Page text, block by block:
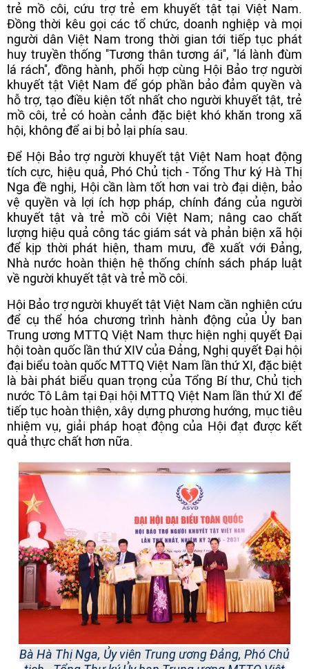
trẻ mồ côi, cứu trợ trẻ em khuyết tật tại Việt Nam.
Đồng thời kêu gọi các tổ chức, doanh nghiệp và mọi
người dân Việt Nam trong thời gian tới tiếp tục phát
huy truyền thống ''Tương thân tương ái'', ''lá lành đùm
lá rách'', đồng hành, phối hợp cùng Hội Bảo trợ người
khuyết tật Việt Nam để góp phần bảo đảm quyền và
hỗ trợ, tạo điều kiện tốt nhất cho người khuyết tật, trẻ
mồ côi, trẻ có hoàn cảnh đặc biệt khó khăn trong xã
hội, không để ai bị bỏ lại phía sau.
Để Hội Bảo trợ người khuyết tật Việt Nam hoạt động
tích cực, hiệu quả, Phó Chủ tịch - Tổng Thư ký Hà Thị
Nga đề nghị, Hội cần làm tốt hơn vai trò đại diện, bảo
vệ quyền và lợi ích hợp pháp, chính đáng của người
khuyết tật và trẻ mồ côi Việt Nam; nâng cao chất
lượng hiệu quả công tác giám sát và phản biện xã hội
để kịp thời phát hiện, tham mưu, đề xuất với Đảng,
Nhà nước hoàn thiện hệ thống chính sách pháp luật
về người khuyết tật và trẻ mồ côi.
Hội Bảo trợ người khuyết tật Việt Nam cần nghiên cứu
để cụ thể hóa chương trình hành động của Ủy ban
Trung ương MTTQ Việt Nam thực hiện nghị quyết Đại
hội toàn quốc lần thứ XIV của Đảng, Nghị quyết Đại hội
đại biểu toàn quốc MTTQ Việt Nam lần thứ XI, đặc biệt
là bài phát biểu quan trọng của Tổng Bí thư, Chủ tịch
nước Tô Lâm tại Đại hội MTTQ Việt Nam lần thứ XI để
tiếp tục hoàn thiện, xây dựng phương hướng, mục tiêu
nhiệm vụ, giải pháp hoạt động của Hội đạt được kết
quả thực chất hơn nữa.
Bà Hà Thị Nga, Ủy viên Trung ương Đảng, Phó Chủ